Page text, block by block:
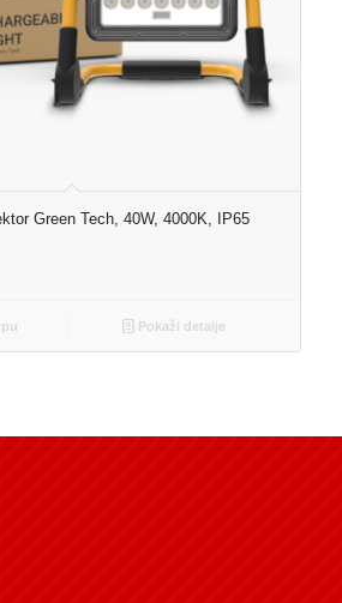
Green Tech, 40W, 4000K, IP65
Pokaži detalje